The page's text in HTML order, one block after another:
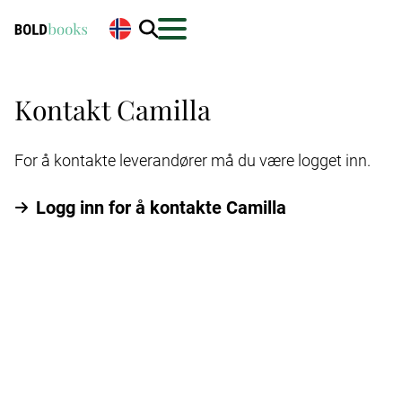
Kontakt Camilla
For å kontakte leverandører må du være logget inn.
Logg inn for å kontakte Camilla